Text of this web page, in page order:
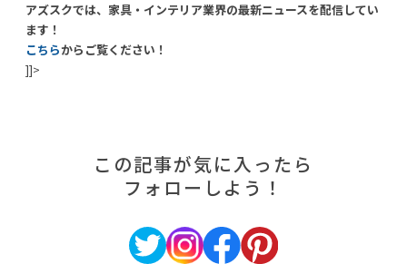
アズスクでは、家具・インテリア業界の最新ニュースを配信してい
ます！
こちらからご覧ください！
]]>
この記事が気に入ったら
フォローしよう！